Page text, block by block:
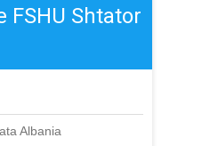
FSHU Shtator
Albania